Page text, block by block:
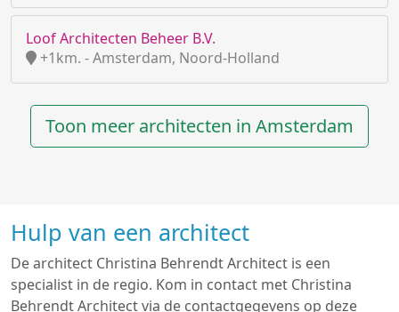
Loof Architecten Beheer B.V.
+1km. - Amsterdam, Noord-Holland
Toon meer architecten in Amsterdam
Hulp van een architect
De architect Christina Behrendt Architect is een
specialist in de regio. Kom in contact met Christina
Behrendt Architect via de contactgegevens op deze